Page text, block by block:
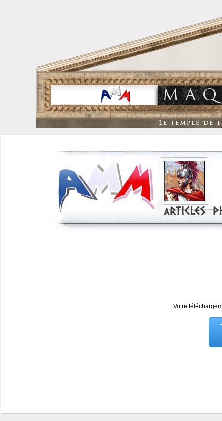
Votre